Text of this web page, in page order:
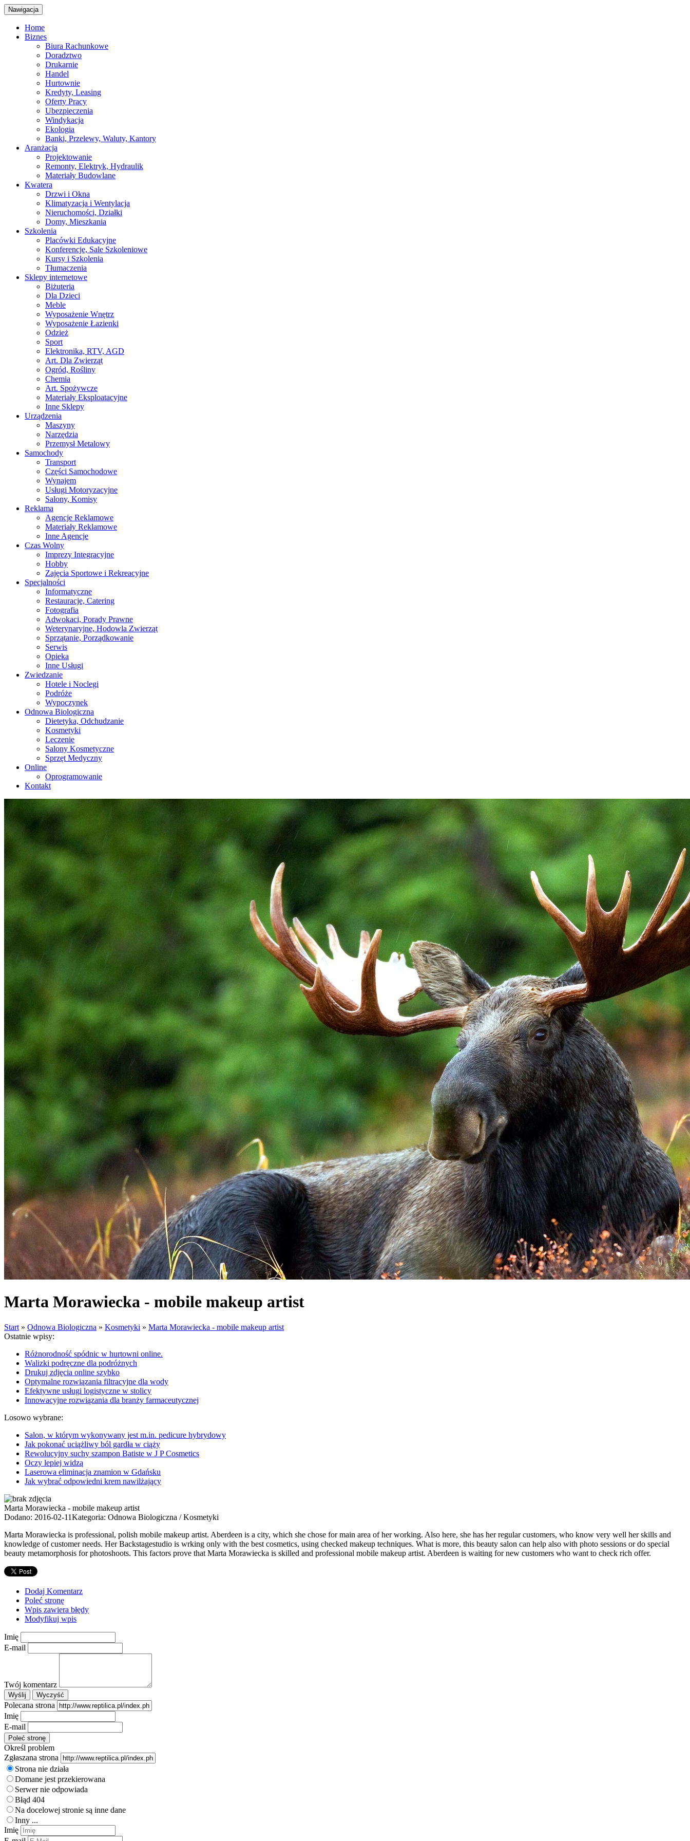
Nawigacja
Home
Biznes
Biura Rachunkowe
Doradztwo
Drukarnie
Handel
Hurtownie
Kredyty, Leasing
Oferty Pracy
Ubezpieczenia
Windykacja
Ekologia
Banki, Przelewy, Waluty, Kantory
Aranżacja
Projektowanie
Remonty, Elektryk, Hydraulik
Materiały Budowlane
Kwatera
Drzwi i Okna
Klimatyzacja i Wentylacja
Nieruchomości, Działki
Domy, Mieszkania
Szkolenia
Placówki Edukacyjne
Konferencje, Sale Szkoleniowe
Kursy i Szkolenia
Tłumaczenia
Sklepy internetowe
Biżuteria
Dla Dzieci
Meble
Wyposażenie Wnętrz
Wyposażenie Łazienki
Odzież
Sport
Elektronika, RTV, AGD
Art. Dla Zwierząt
Ogród, Rośliny
Chemia
Art. Spożywcze
Materiały Eksploatacyjne
Inne Sklepy
Urządzenia
Maszyny
Narzędzia
Przemysł Metalowy
Samochody
Transport
Części Samochodowe
Wynajem
Usługi Motoryzacyjne
Salony, Komisy
Reklama
Agencje Reklamowe
Materiały Reklamowe
Inne Agencje
Czas Wolny
Imprezy Integracyjne
Hobby
Zajęcia Sportowe i Rekreacyjne
Specjalności
Informatyczne
Restauracje, Catering
Fotografia
Adwokaci, Porady Prawne
Weterynaryjne, Hodowla Zwierząt
Sprzątanie, Porządkowanie
Serwis
Opieka
Inne Usługi
Zwiedzanie
Hotele i Noclegi
Podróże
Wypoczynek
Odnowa Biologiczna
Dietetyka, Odchudzanie
Kosmetyki
Leczenie
Salony Kosmetyczne
Sprzęt Medyczny
Online
Oprogramowanie
Kontakt
Marta Morawiecka - mobile makeup artist
Start » Odnowa Biologiczna » Kosmetyki » Marta Morawiecka - mobile makeup artist
Ostatnie wpisy:
Różnorodność spódnic w hurtowni online.
Walizki podręczne dla podróżnych
Drukuj zdjęcia online szybko
Optymalne rozwiązania filtracyjne dla wody
Efektywne usługi logistyczne w stolicy
Innowacyjne rozwiązania dla branży farmaceutycznej
Losowo wybrane:
Salon, w którym wykonywany jest m.in. pedicure hybrydowy
Jak pokonać uciążliwy ból gardła w ciąży
Rewolucyjny suchy szampon Batiste w J P Cosmetics
Oczy lepiej widzą
Laserowa eliminacja znamion w Gdańsku
Jak wybrać odpowiedni krem nawilżający
Marta Morawiecka - mobile makeup artist
Dodano: 2016-02-11Kategoria: Odnowa Biologiczna / Kosmetyki
Marta Morawiecka is professional, polish mobile makeup artist. Aberdeen is a city, which she chose for main area of her working. Also here, she has her regular customers, who know very well her skills and
knowledge of customer needs. Her Backstagestudio is wrking only with the best cosmetics, using checked makeup techniques. What is more, this beauty salon can help also with photo sessions or do special
beauty metamorphosis for photoshoots. This factors prove that Marta Morawiecka is skilled and professional mobile makeup artist. Aberdeen is waiting for new customers who want to check rich offer.
Dodaj Komentarz
Poleć stronę
Wpis zawiera błędy
Modyfikuj wpis
Imię
E-mail
Twój komentarz
Polecana strona
Imię
E-mail
Określ problem
Zgłaszana strona
Strona nie działa
Domane jest przekierowana
Serwer nie odpowiada
Błąd 404
Na docelowej stronie są inne dane
Inny ...
Imię